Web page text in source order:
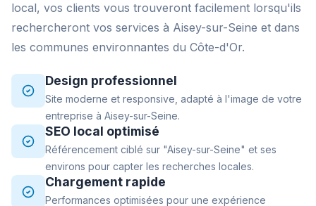
local, vos clients vous trouveront facilement lorsqu'ils
rechercheront vos services à Aisey-sur-Seine et dans
les communes environnantes du Côte-d'Or.
Design professionnel
Site moderne et responsive, adapté à l'image de votre
entreprise à Aisey-sur-Seine.
SEO local optimisé
Référencement ciblé sur "Aisey-sur-Seine" et ses
environs pour capter les recherches locales.
Chargement rapide
Performances optimisées pour une expérience